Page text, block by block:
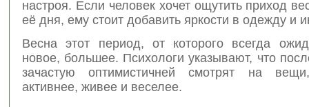
настроя. Если человек хочет ощутить приход
её дня, ему стоит добавить яркости в одежду и
Весна этот период, от которого всегда
новое, большее. Психологи указывают, что
зачастую оптимистичней смотрят на
активнее, живее и веселее.